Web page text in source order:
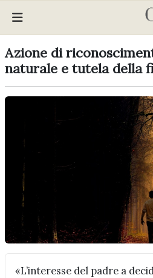
Azione di
naturale e tutela della
«L’interesse del padre a